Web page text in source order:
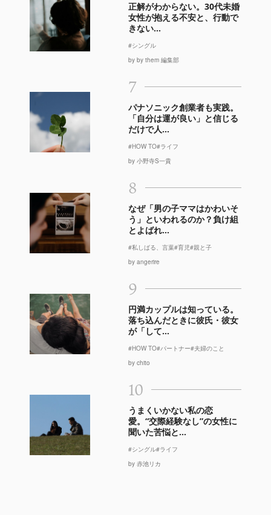
正解がわからない。30代未婚
女性が抱える不安と、行動で
きない...
#シングル
by by them 編集部
7
パナソニック創業者も実践。
「自分は運が良い」と信じる
だけで人...
#HOW TO#ライフ
by 小野寺S一貴
8
なぜ「男の子ママはかわいそ
う」といわれるのか？負け組
とよばれ...
#私しばる、言葉#育児#親と子
by angerire
9
円満カップルは知っている。
落ち込んだときに彼氏・彼女
が「して...
#HOW TO#パートナー#夫婦のこと
by chito
10
うまくいかない私の恋
愛。“交際経験なし”の女性に
聞いた苦悩と...
#シングル#ライフ
by 赤池リカ